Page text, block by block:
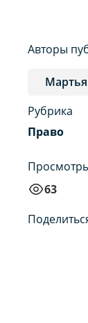
Авторы
Рубрика
Право
63